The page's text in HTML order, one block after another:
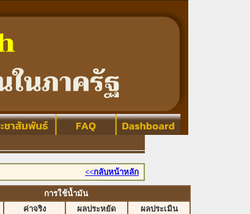
<<กลับหน้าหลัก
การใช้น้ำมัน
ค่าจริง ผลประหยัด
ผลประเมิน